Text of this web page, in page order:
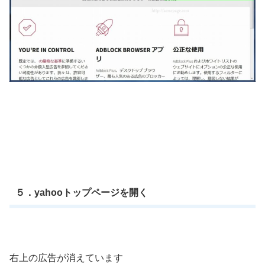
５．yahooトップページを開く
右上の広告が消えています